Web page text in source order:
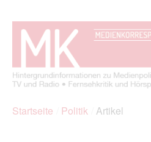
Startseite Politik Artikel